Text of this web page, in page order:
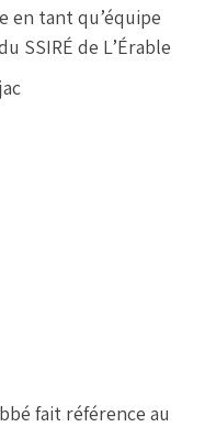
en tant qu’équipe
SSIRÉ de L’Érable
fait référence au